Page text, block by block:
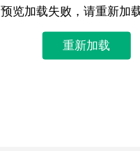
预览加载失败，请重新加
重新加载